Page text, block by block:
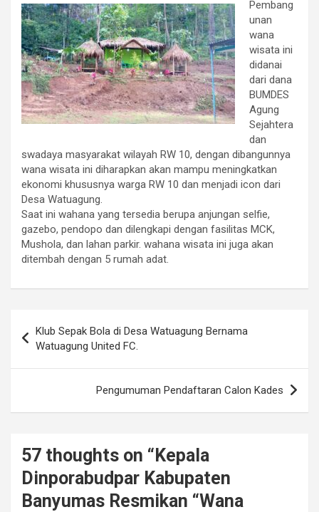
Pembang
unan
wana
wisata ini
didanai
dari dana
BUMDES
Agung
Sejahtera
dan
swadaya masyarakat wilayah RW 10, dengan dibangunnya
wana wisata ini diharapkan akan mampu meningkatkan
ekonomi khususnya warga RW 10 dan menjadi icon dari
Desa Watuagung.
Saat ini wahana yang tersedia berupa anjungan selfie,
gazebo, pendopo dan dilengkapi dengan fasilitas MCK,
Mushola, dan lahan parkir. wahana wisata ini juga akan
ditembah dengan 5 rumah adat.
pos
Klub Sepak Bola di Desa Watuagung Bernama
Watuagung United FC.
Pengumuman Pendaftaran Calon Kades
57 thoughts on “ Kepala
Dinporabudpar Kabupaten
Banyumas Resmikan “Wana